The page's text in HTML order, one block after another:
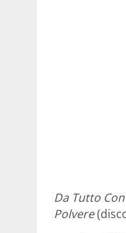
Da Tutto
Polvere